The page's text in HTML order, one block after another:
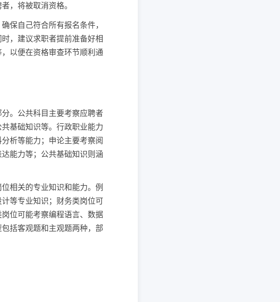
，将被取消资格。
保自己符合所有报名条件，
，建议求职者提前准备好相
以便在资格审查环节顺利通
。公共科目主要考察应聘者
基础知识等。行政职业能力
析等能力；申论主要考察阅
能力等；公共基础知识则涵
相关的专业知识和能力。例
等专业知识；财务类岗位可
位可能考察编程语言、数据
括客观题和主观题两种，部